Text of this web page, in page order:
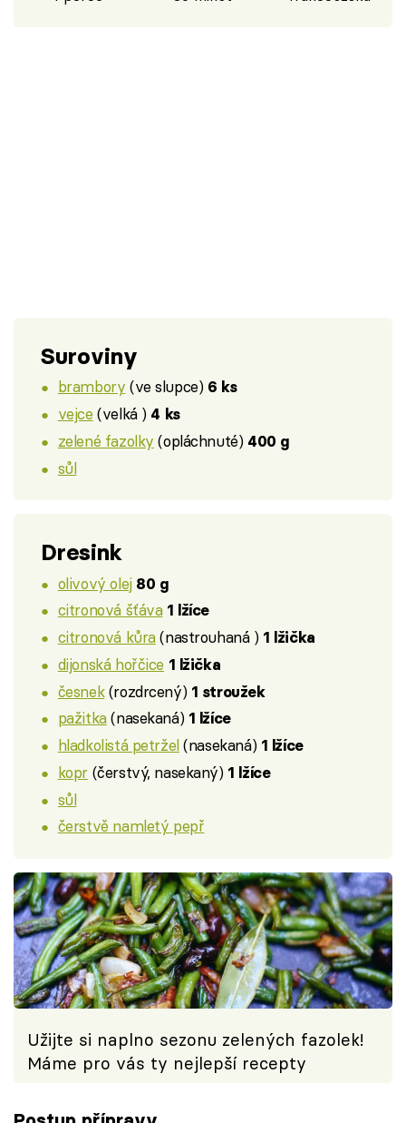
Suroviny
brambory (ve slupce) 6 ks
vejce (velká ) 4 ks
zelené fazolky (opláchnuté) 400 g
sůl
Dresink
olivový olej 80 g
citronová šťáva 1 lžíce
citronová kůra(nastrouhaná ) 1 lžička
dijonská hořčice 1 lžička
česnek(rozdrcený) 1 stroužek
pažitka(nasekaná) 1 lžíce
hladkolistá petržel(nasekaná) 1 lžíce
kopr (čerstvý, nasekaný) 1 lžíce
sůl
čerstvě namletý pepř
Užijte si naplno sezonu zelených fazolek!
Máme pro vás ty nejlepší recepty